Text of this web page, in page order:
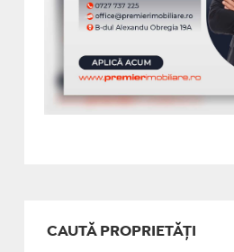
CAUTĂ PROPRIETĂȚI